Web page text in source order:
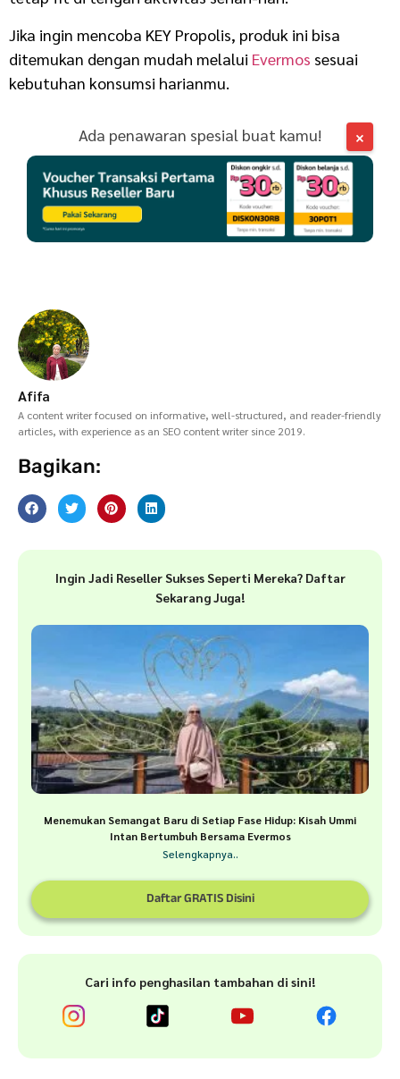
Jika ingin mencoba KEY Propolis, produk ini bisa
ditemukan dengan mudah melalui Evermos sesuai
kebutuhan konsumsi harianmu.
×
Ada penawaran spesial buat kamu!
Afifa
A content writer focused on informative, well-structured, and reader-friendly
articles, with experience as an SEO content writer since 2019.
Bagikan:
Ingin Jadi Reseller Sukses Seperti Mereka? Daftar
Sekarang Juga!
Menemukan Semangat Baru di Setiap Fase Hidup: Kisah Ummi
Intan Bertumbuh Bersama Evermos
Selengkapnya..
Daftar GRATIS Disini
Cari info penghasilan tambahan di sini!